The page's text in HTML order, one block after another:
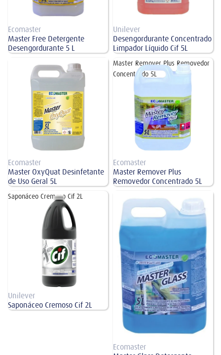
Ecomaster
Master Free Detergente
Desengordurante 5 L
Unilever
Desengordurante Concentrado
Limpador Líquido Cif 5L
Master OxyQuat Desinfetante de
Uso Geral 5L
Ecomaster
Master OxyQuat Desinfetante
de Uso Geral 5L
Master Remover Plus Removedor
Concentrado 5L
Ecomaster
Master Remover Plus
Removedor Concentrado 5L
Saponáceo Cremoso Cif 2L
Unilever
Saponáceo Cremoso Cif 2L
Master Glass Detergente Limpa
Vidros 5L
Ecomaster